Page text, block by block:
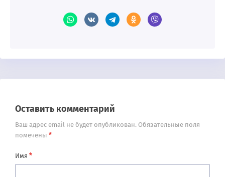
Оставить комментарий
Ваш адрес email не будет опубликован. Обязательные поля
помечены *
Имя *